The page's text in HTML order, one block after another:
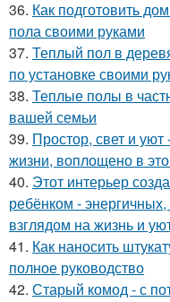
36. Как подготовить
пола своими руками
37. Теплый пол в
по установке своими
38. Теплые полы в
вашей семьи
39. Простор, свет и
жизни, воплощено в
40. Этот интерьер
ребёнком -
взглядом на жизнь и
41. Как наносить
полное руководство
42. Старый комод - с